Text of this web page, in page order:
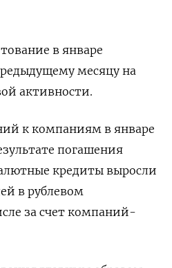
в январе
месяцу на
активности.
к компаниям в январе
погашения
кредиты ​выросли
в рублевом
за счет компаний-